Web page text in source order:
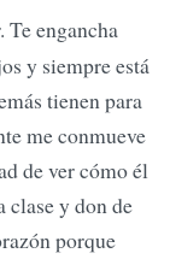
Te engancha
y siempre está
tienen para
me conmueve
de ver cómo él
clase y don de
porque